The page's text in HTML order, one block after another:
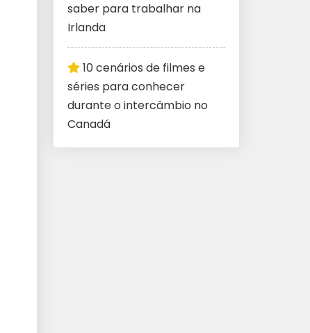
saber para trabalhar na
Irlanda
10 cenários de filmes e
séries para conhecer
durante o intercâmbio no
Canadá